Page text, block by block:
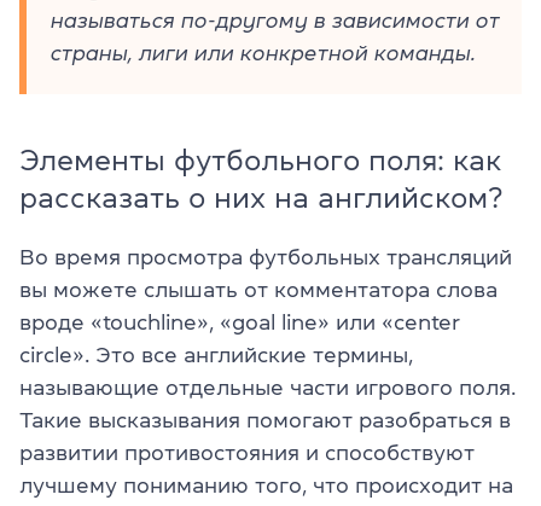
называться по-другому в зависимости от
страны, лиги или конкретной команды.
Элементы футбольного поля: как
рассказать о них на английском?
Во время просмотра футбольных трансляций
вы можете слышать от комментатора слова
вроде «touchline», «goal line» или «center
circle». Это все английские термины,
называющие отдельные части игрового поля.
Такие высказывания помогают разобраться в
развитии противостояния и способствуют
лучшему пониманию того, что происходит на